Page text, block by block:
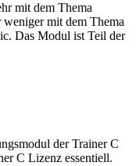
mit dem Thema
mit dem Thema
Das Modul ist Teil der
der Trainer C
C Lizenz essentiell.